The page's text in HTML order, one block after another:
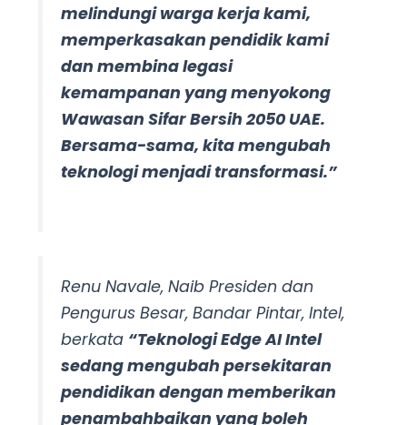
melindungi warga kerja kami,
memperkasakan pendidik kami
dan membina legasi
kemampanan yang menyokong
Wawasan Sifar Bersih 2050 UAE.
Bersama-sama, kita mengubah
teknologi menjadi transformasi.”
Renu Navale, Naib Presiden dan
Pengurus Besar, Bandar Pintar, Intel,
berkata “Teknologi Edge AI Intel
sedang mengubah persekitaran
pendidikan dengan memberikan
penambahbaikan yang boleh